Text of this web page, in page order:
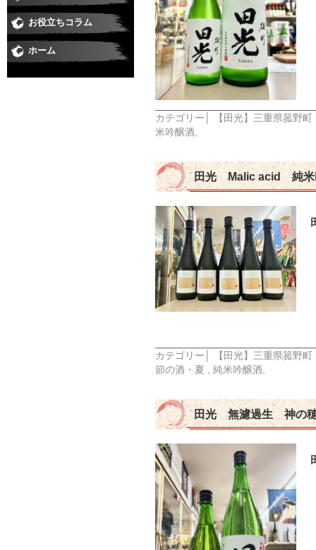
カテゴリー│
【田光】三重県菰野
米吟醸酒
田光 Malic acid 純米
カテゴリー│
【田光】三重県菰野
節の酒・夏
純米吟醸酒
田光 無濾過生 神の
お役立ちコラム
ホーム